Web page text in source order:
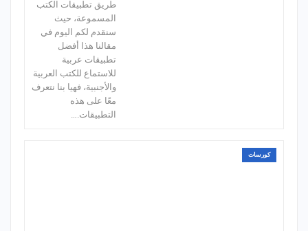
طريق تطبيقات الكتب
المسموعة، حيث
سنقدم لكم اليوم في
مقالنا هذا أفضل
تطبيقات عربية
للاستماع للكتب العربية
والأجنبية، فهيا بنا نتعرف
معًا على هذه
التطبيقات.…
كورسات